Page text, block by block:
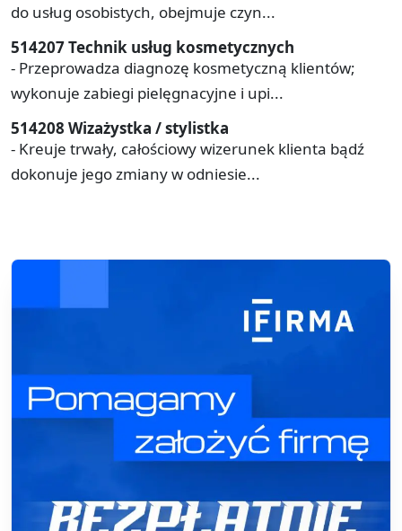
do usług osobistych, obejmuje czyn...
514207 Technik usług kosmetycznych
- Przeprowadza diagnozę kosmetyczną klientów;
wykonuje zabiegi pielęgnacyjne i upi...
514208 Wizażystka / stylistka
- Kreuje trwały, całościowy wizerunek klienta bądź
dokonuje jego zmiany w odniesie...